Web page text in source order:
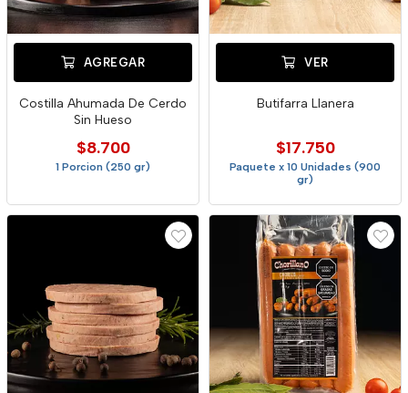
AGREGAR
Costilla Ahumada De Cerdo
Sin Hueso
$8.700
1 Porcion (250 gr)
VER
Butifarra Llanera
$17.750
Paquete x 10 Unidades (900
gr)